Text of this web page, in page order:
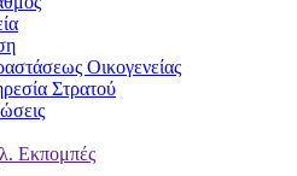
Οικογενείας
Στρατού
Εκπομπές